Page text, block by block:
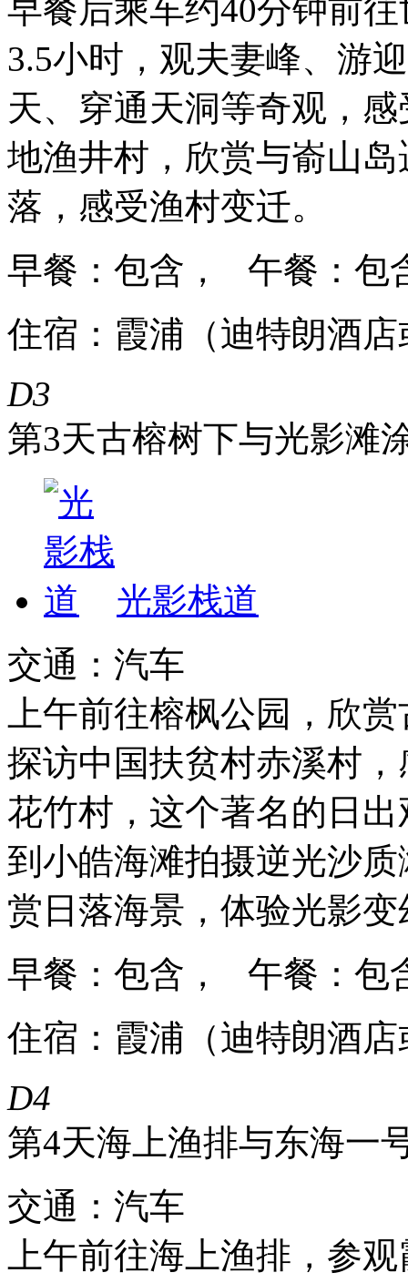
早餐后乘车约40分钟前
3.5小时，观夫妻峰、游
天、穿通天洞等奇观，
地渔井村，欣赏与嵛山
落，感受渔村变迁。
早餐：包含， 午餐：包
住宿：霞浦（迪特朗酒
D3
第3天古榕树下与光影滩
光影栈道
交通：汽车
上午前往榕枫公园，欣
探访中国扶贫村赤溪村
花竹村，这个著名的日
到小皓海滩拍摄逆光沙
赏日落海景，体验光影变
早餐：包含， 午餐：包
住宿：霞浦（迪特朗酒
D4
第4天海上渔排与东海一
交通：汽车
上午前往海上渔排，参